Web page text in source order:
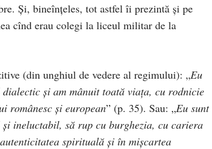
Şi, bineînţeles, tot astfel îi prezintă şi pe
cînd erau colegi la liceul militar de la
(din unghiul de vedere al regimului): „Eu
şi am mânuit toată viaţa, cu rodnicie
românesc şi european” (p. 35). Sau: „Eu sunt
ineluctabil, să rup cu burghezia, cu cariera
spirituală şi în mişcartea